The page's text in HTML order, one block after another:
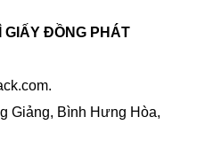
GIẤY ĐỒNG PHÁT
Giảng, Bình Hưng Hòa,